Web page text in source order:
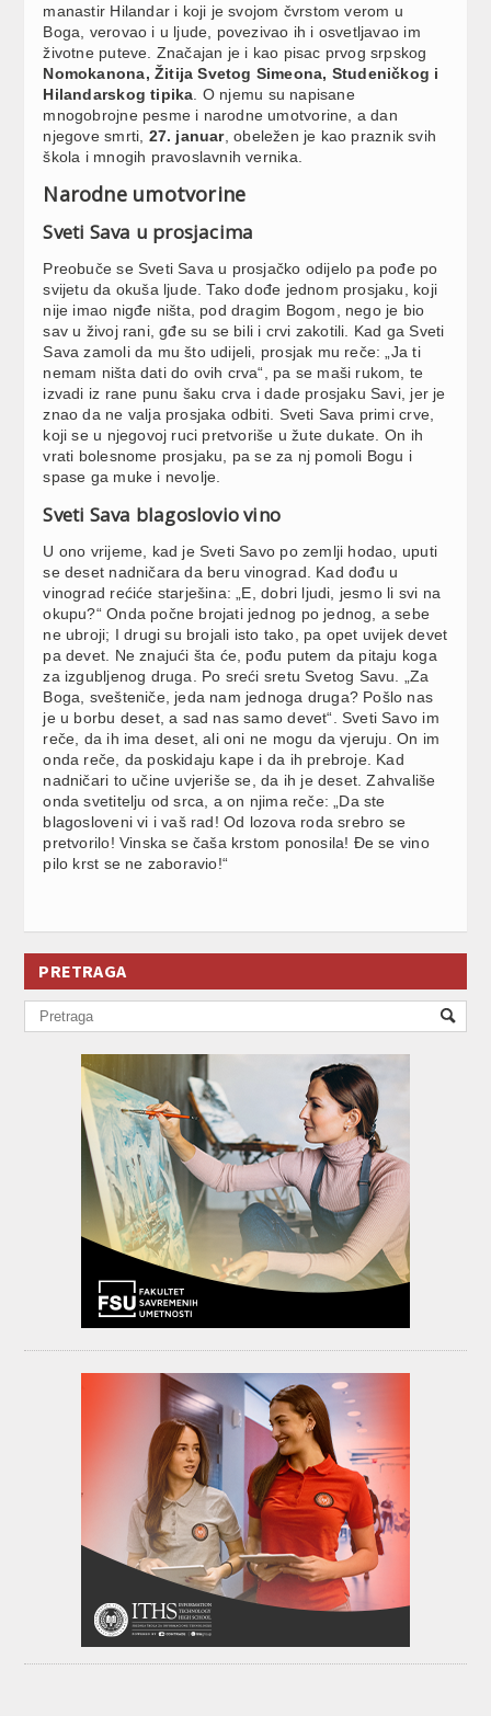
manastir Hilandar i koji je svojom čvrstom verom u
Boga, verovao i u ljude, povezivao ih i osvetljavao im
životne puteve. Značajan je i kao pisac prvog srpskog
Nomokanona, Žitija Svetog Simeona, Studeničkog i
Hilandarskog tipika . O njemu su napisane
mnogobrojne pesme i narodne umotvorine, a dan
njegove smrti, 27. januar, obeležen je kao praznik svih
škola i mnogih pravoslavnih vernika.
Narodne umotvorine
Sveti Sava u prosjacima
Preobuče se Sveti Sava u prosjačko odijelo pa pođe po
svijetu da okuša ljude. Tako dođe jednom prosjaku, koji
nije imao nigđe ništa, pod dragim Bogom, nego je bio
sav u živoj rani, gđe su se bili i crvi zakotili. Kad ga Sveti
Sava zamoli da mu što udijeli, prosjak mu reče: „Ja ti
nemam ništa dati do ovih crva“, pa se maši rukom, te
izvadi iz rane punu šaku crva i dade prosjaku Savi, jer je
znao da ne valja prosjaka odbiti. Sveti Sava primi crve,
koji se u njegovoj ruci pretvoriše u žute dukate. On ih
vrati bolesnome prosjaku, pa se za nj pomoli Bogu i
spase ga muke i nevolje.
Sveti Sava blagoslovio vino
U ono vrijeme, kad je Sveti Savo po zemlji hodao, uputi
se deset nadničara da beru vinograd. Kad dođu u
vinograd rećiće starješina: „E, dobri ljudi, jesmo li svi na
okupu?“ Onda počne brojati jednog po jednog, a sebe
ne ubroji; I drugi su brojali isto tako, pa opet uvijek devet
pa devet. Ne znajući šta će, pođu putem da pitaju koga
za izgubljenog druga. Po sreći sretu Svetog Savu. „Za
Boga, svešteniče, jeda nam jednoga druga? Pošlo nas
je u borbu deset, a sad nas samo devet“. Sveti Savo im
reče, da ih ima deset, ali oni ne mogu da vjeruju. On im
onda reče, da poskidaju kape i da ih prebroje. Kad
nadničari to učine uvjeriše se, da ih je deset. Zahvališe
onda svetitelju od srca, a on njima reče: „Da ste
blagosloveni vi i vaš rad! Od lozova roda srebro se
pretvorilo! Vinska se čaša krstom ponosila! Đe se vino
pilo krst se ne zaboravio!“
PRETRAGA